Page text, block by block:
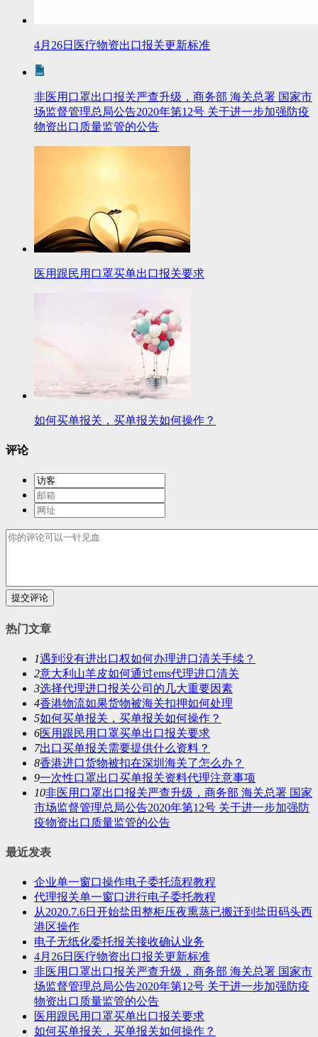
4月26日医疗物资出口报关更新标准
非医用口罩出口报关严查升级，商务部 海关总署 国家市
场监督管理总局公告2020年第12号 关于进一步加强防疫
物资出口质量监管的公告
医用跟民用口罩买单出口报关要求
如何买单报关，买单报关如何操作？
评论
提交评论
热门文章
1遇到没有进出口权如何办理进口清关手续？
2意大利山羊皮如何通过ems代理进口清关
3选择代理进口报关公司的几大重要因素
4香港物流如果货物被海关扣押如何处理
5如何买单报关，买单报关如何操作？
6医用跟民用口罩买单出口报关要求
7出口买单报关需要提供什么资料？
8香港进口货物被扣在深圳海关了怎么办？
9一次性口罩出口买单报关资料代理注意事项
10非医用口罩出口报关严查升级，商务部 海关总署 国家
市场监督管理总局公告2020年第12号 关于进一步加强防
疫物资出口质量监管的公告
最近发表
企业单一窗口操作电子委托流程教程
代理报关单一窗口进行电子委托教程
从2020.7.6日开始盐田整柜压夜熏蒸已搬迁到盐田码头西
港区操作
电子无纸化委托报关接收确认业务
4月26日医疗物资出口报关更新标准
非医用口罩出口报关严查升级，商务部 海关总署 国家市
场监督管理总局公告2020年第12号 关于进一步加强防疫
物资出口质量监管的公告
医用跟民用口罩买单出口报关要求
如何买单报关，买单报关如何操作？